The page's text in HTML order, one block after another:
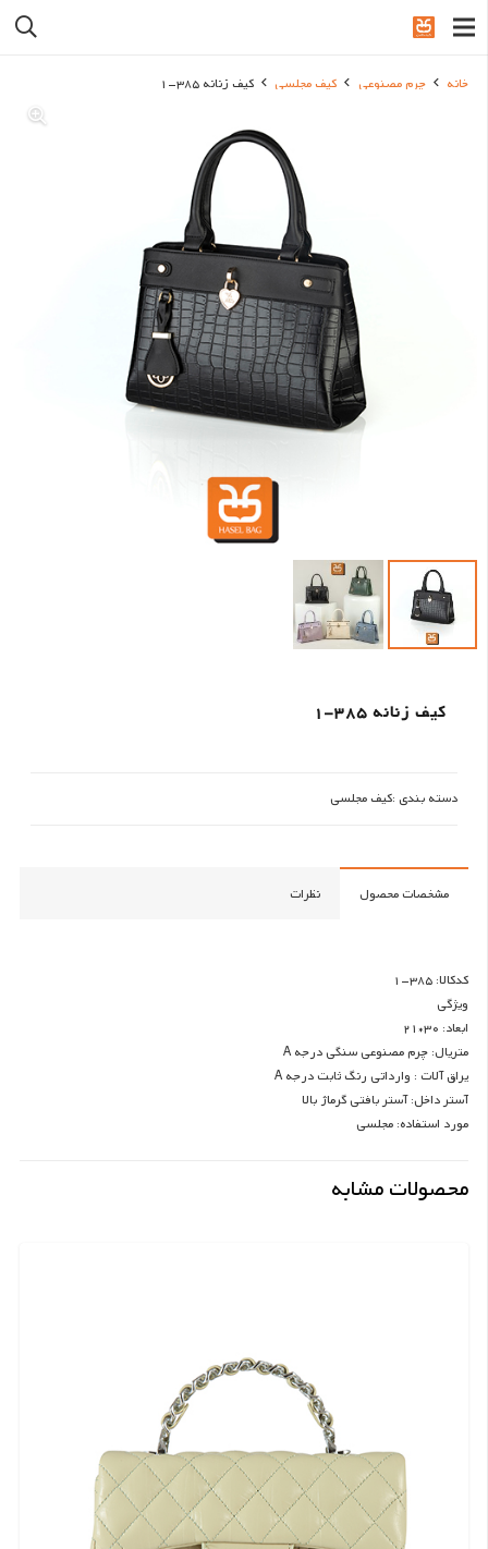
خانه چرم مصنوعی کیف مجلسی کیف زنانه 385-1
کیف زنانه 385-1
دسته بندی :کیف مجلسی
مشخصات محصول نظرات
کدکالا: 385-1
ویژگی
ابعاد: 30*21
متریال: چرم مصنوعی سنگی درجه A
یراق آلات : وارداتی رنگ ثابت درجه A
آستر داخل: آستر بافتی گرماژ بالا
مورد استفاده: مجلسی
محصولات مشابه